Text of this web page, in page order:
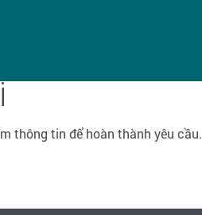
thông tin để hoàn thành yêu cầu.